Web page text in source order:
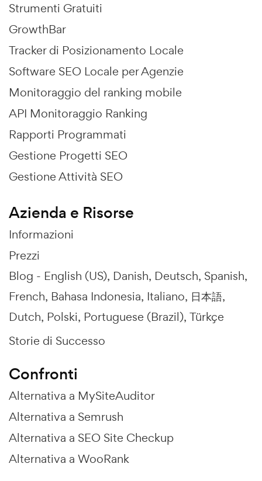
Strumenti Gratuiti
GrowthBar
Tracker di Posizionamento Locale
Software SEO Locale per Agenzie
Monitoraggio del ranking mobile
API Monitoraggio Ranking
Rapporti Programmati
Gestione Progetti SEO
Gestione Attività SEO
Azienda e Risorse
Informazioni
Prezzi
Blog - English (US) Danish Deutsch Spanish
French Bahasa Indonesia Italiano 日本語
Dutch Polski Portuguese (Brazil) Türkçe
Storie di Successo
Confronti
Alternativa a MySiteAuditor
Alternativa a Semrush
Alternativa a SEO Site Checkup
Alternativa a WooRank